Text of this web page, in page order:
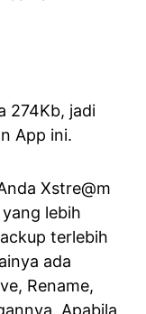
274Kb, jadi
App ini.
Xstre@m
lebih
terlebih
ada
Rename,
Apabila